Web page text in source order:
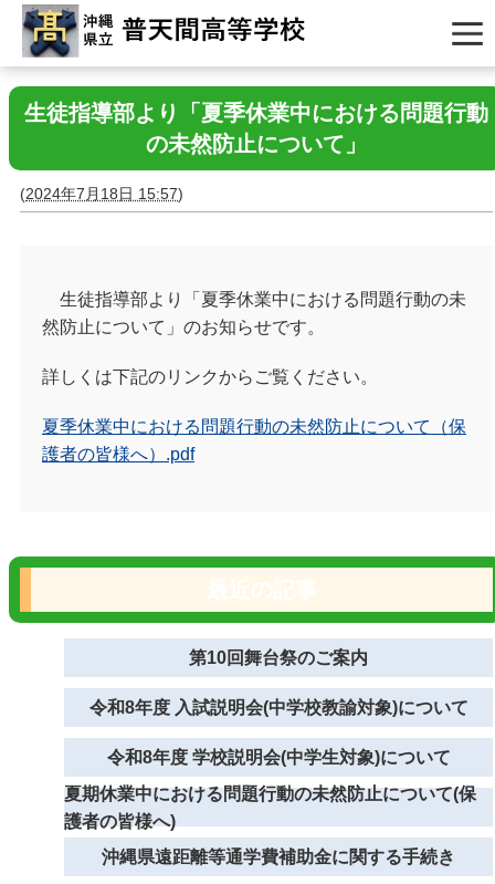
生徒指導部より「夏季休業中における問題行動
の未然防止について」
(2024年7月18日 15:57)
生徒指導部より「夏季休業中における問題行動の未
然防止について」のお知らせです。
詳しくは下記のリンクからご覧ください。
夏季休業中における問題行動の未然防止について（保
護者の皆様へ）.pdf
第10回舞台祭のご案内
令和8年度 入試説明会(中学校教諭対象)について
令和8年度 学校説明会(中学生対象)について
夏期休業中における問題行動の未然防止について(保
護者の皆様へ)
沖縄県遠距離等通学費補助金に関する手続き